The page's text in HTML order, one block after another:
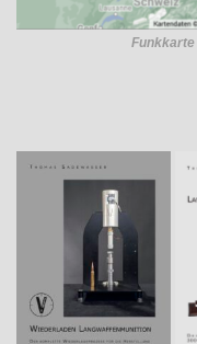
Funkkarte